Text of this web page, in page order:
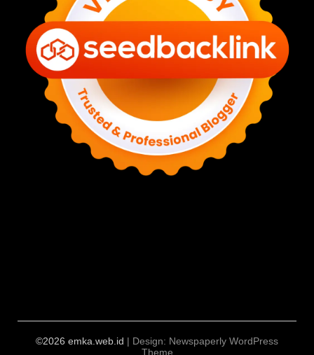
©2026 emka.web.id | Design: Newspaperly WordPress
Theme